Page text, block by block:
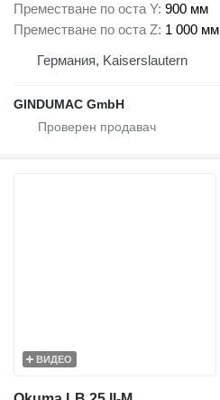
Преместване по оста Y 900 мм
Преместване по оста Z 1 000 мм
Германия, Kaiserslautern
GINDUMAC GmbH
ВИДЕО